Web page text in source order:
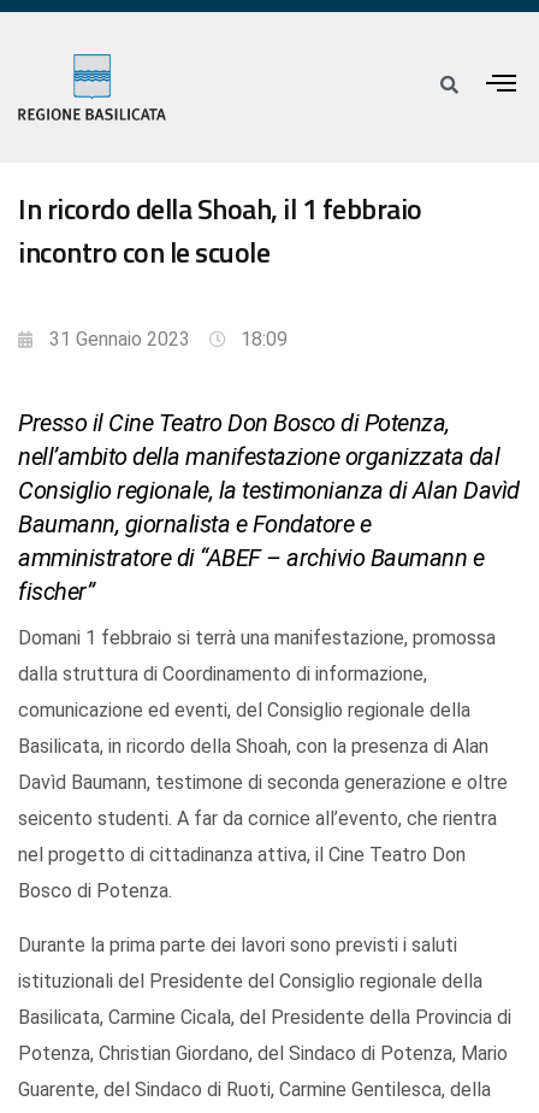
In ricordo della Shoah, il 1 febbraio
incontro con le scuole
31 Gennaio 2023 18:09
Presso il Cine Teatro Don Bosco di Potenza,
nell’ambito della manifestazione organizzata dal
Consiglio regionale, la testimonianza di Alan Davìd
Baumann, giornalista e Fondatore e
amministratore di “ABEF – archivio Baumann e
fischer”
Domani 1 febbraio si terrà una manifestazione, promossa
dalla struttura di Coordinamento di informazione,
comunicazione ed eventi, del Consiglio regionale della
Basilicata, in ricordo della Shoah, con la presenza di Alan
Davìd Baumann, testimone di seconda generazione e oltre
seicento studenti. A far da cornice all’evento, che rientra
nel progetto di cittadinanza attiva, il Cine Teatro Don
Bosco di Potenza.
Durante la prima parte dei lavori sono previsti i saluti
istituzionali del Presidente del Consiglio regionale della
Basilicata, Carmine Cicala, del Presidente della Provincia di
Potenza, Christian Giordano, del Sindaco di Potenza, Mario
Guarente, del Sindaco di Ruoti, Carmine Gentilesca, della